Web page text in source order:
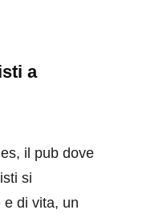
a
il pub dove
si
e di vita, un